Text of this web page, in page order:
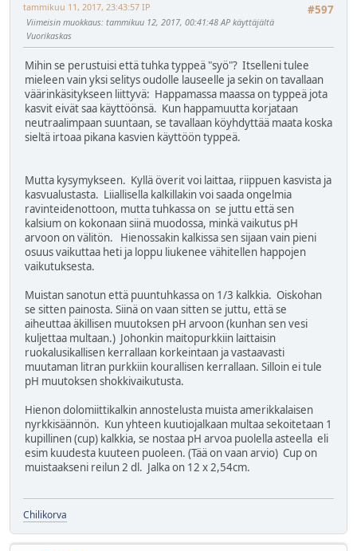
#597
tammikuu 11, 2017, 23:43:57 IP
Viimeisin muokkaus: tammikuu 12, 2017, 00:41:48 AP käyttäjältä
Vuorikaskas
Mihin se perustuisi että tuhka typpeä "syö"? Itselleni tulee
mieleen vain yksi selitys oudolle lauseelle ja sekin on tavallaan
väärinkäsitykseen liittyvä: Happamassa maassa on typpeä jota
kasvit eivät saa käyttöönsä. Kun happamuutta korjataan
neutraalimpaan suuntaan, se tavallaan köyhdyttää maata koska
sieltä irtoaa pikana kasvien käyttöön typpeä.
Mutta kysymykseen. Kyllä överit voi laittaa, riippuen kasvista ja
kasvualustasta. Liiallisella kalkillakin voi saada ongelmia
ravinteidenottoon, mutta tuhkassa on se juttu että sen
kalsium on kokonaan siinä muodossa, minkä vaikutus pH
arvoon on välitön. Hienossakin kalkissa sen sijaan vain pieni
osuus vaikuttaa heti ja loppu liukenee vähitellen happojen
vaikutuksesta.
Muistan sanotun että puuntuhkassa on 1/3 kalkkia. Oiskohan
se sitten painosta. Siinä on vaan sitten se juttu, että se
aiheuttaa äkillisen muutoksen pH arvoon (kunhan sen vesi
kuljettaa multaan.) Johonkin maitopurkkiin laittaisin
ruokalusikallisen kerrallaan korkeintaan ja vastaavasti
muutaman litran purkkiin kourallisen kerrallaan. Silloin ei tule
pH muutoksen shokkivaikutusta.
Hienon dolomiittikalkin annostelusta muista amerikkalaisen
nyrkkisäännön. Kun yhteen kuutiojalkaan multaa sekoitetaan 1
kupillinen (cup) kalkkia, se nostaa pH arvoa puolella asteella eli
esim kuudesta kuuteen puoleen. (Tää on vaan arvio) Cup on
muistaakseni reilun 2 dl. Jalka on 12 x 2,54cm.
Chilikorva